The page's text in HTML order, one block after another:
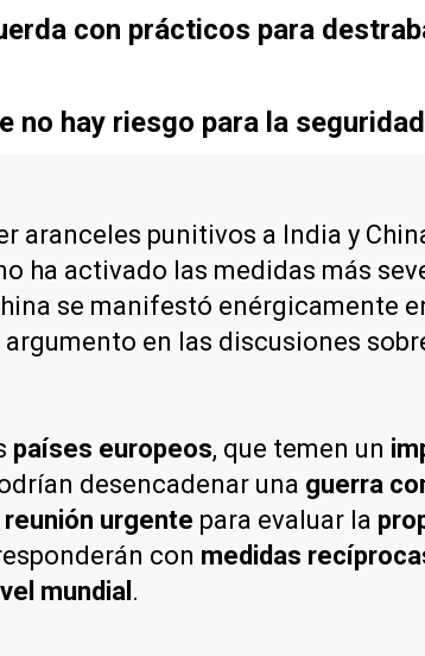
con prácticos para
no hay riesgo para la
aranceles punitivos a India y
ha activado las medidas más
se manifestó enérgicamente
en las discusiones
países europeos, que temen un
desencadenar una guerra
reunión urgente para evaluar la
con medidas
mundial .